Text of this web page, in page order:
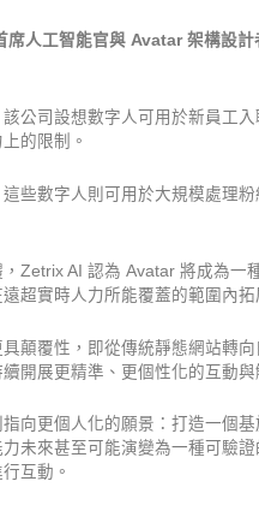
席人工智能官與 Avatar 架構設計
公司設想數字人可用於新員工
的限制。
些數字人則可用於大規模處理
Zetrix AI 認為 Avatar 將成為一
超實時人力所能覆蓋的範圍內拓
顛覆性，即從傳統靜態網站轉
開展更精準、更個性化的互動與
向更個人化的願景：打造一個
未來甚至可能演變為一種可驗
互動。